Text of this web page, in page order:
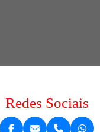
Redes Sociais